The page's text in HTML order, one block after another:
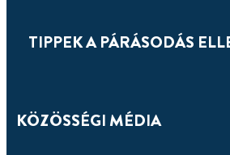
TIPPEK A PÁRÁSODÁS
KÖZÖSSÉGI MÉDIA